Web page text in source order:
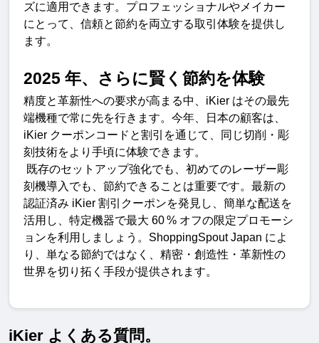
ズに適用できます。プロフェッショナルやメイカー
にとって、信頼と節約を両立する取引体験を提供し
ます。
2025 年、さらに賢く節約を体験
精度と革新性への要求が高まる中、 iKier はその最先
端機種で常に先を行きます。今年、日本の顧客は、
iKier クーポンコードと割引を通じて、同じ切削・彫
刻技術をより手頃に体験できます。
既存のセットアップ強化でも、初めてのレーザー彫
刻機導入でも、節約できることは重要です。最新の
認証済み iKier 割引クーポンを発見し、簡単な配送を
活用し、特定機器で最大 60 % オフの限定プロモーシ
ョンを利用しましょう。 ShoppingSpout Japan によ
り、単なる節約ではなく、精密・創造性・革新性の
世界を切り拓く手段が提供されます。
iKier よくある質問。